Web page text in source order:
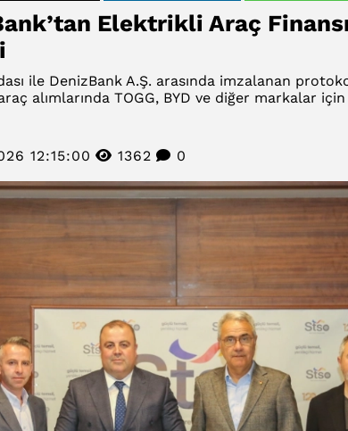
Elektrikli Araç
ile DenizBank A.Ş. arasında imzalanan
alımlarında TOGG, BYD ve diğer markalar
12:15:00 1362 0